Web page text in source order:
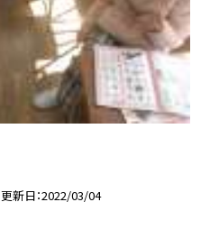
更新日 2022/03/04